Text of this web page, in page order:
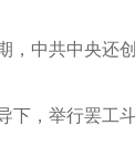
共中央还
举行罢工斗